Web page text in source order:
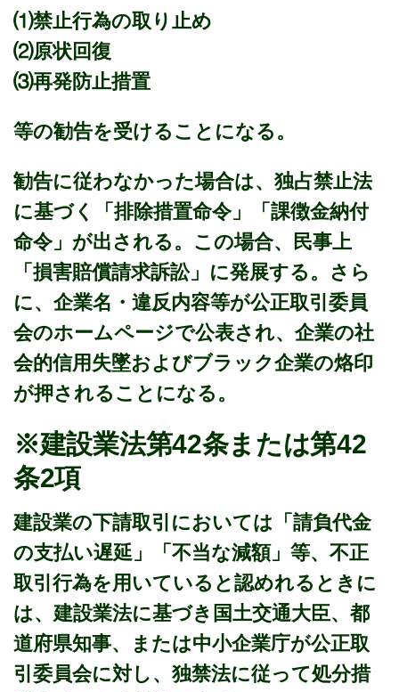
⑴禁止行為の取り止め
⑵原状回復
⑶再発防止措置
等の勧告を受けることになる。
勧告に従わなかった場合は、独占禁止法
に基づく「排除措置命令」「課徴金納付
命令」が出される。この場合、民事上
「損害賠償請求訴訟」に発展する。さら
に、企業名・違反内容等が公正取引委員
会のホームページで公表され、企業の社
会的信用失墜およびブラック企業の烙印
が押されることになる。
※建設業法第42条または第42
条2項
建設業の下請取引においては「請負代金
の支払い遅延」「不当な減額」等、不正
取引行為を用いていると認めれるときに
は、建設業法に基づき国土交通大臣、都
道府県知事、または中小企業庁が公正取
引委員会に対し、独禁法に従って処分措